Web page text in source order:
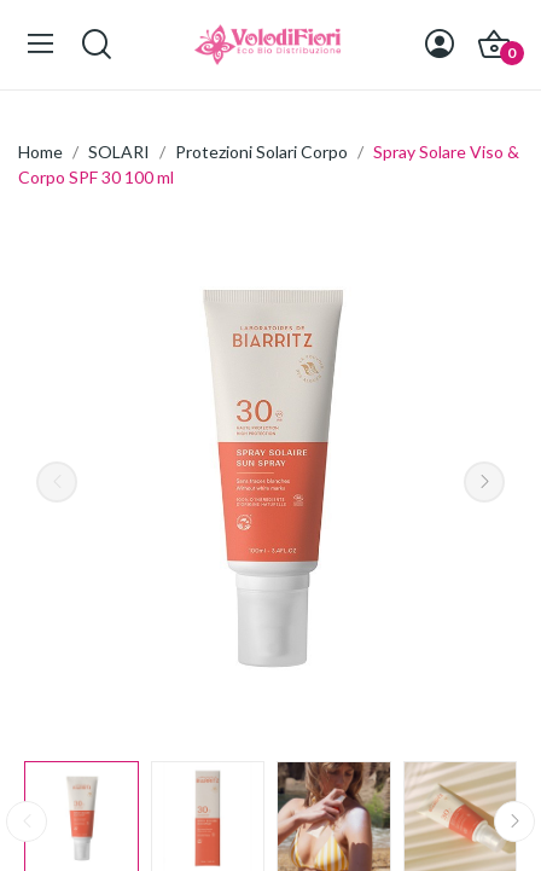
0
Home SOLARI Protezioni Solari Corpo
Spray Solare Viso &
Corpo SPF 30 100 ml